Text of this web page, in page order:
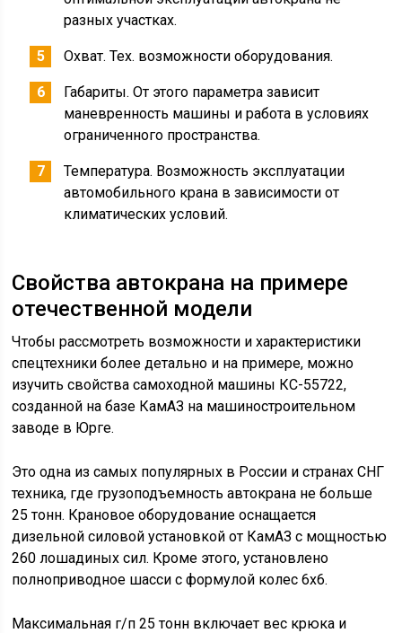
разных участках.
Охват. Тех. возможности оборудования.
Габариты. От этого параметра зависит
маневренность машины и работа в условиях
ограниченного пространства.
Температура. Возможность эксплуатации
автомобильного крана в зависимости от
климатических условий.
Свойства автокрана на примере
отечественной модели
Чтобы рассмотреть возможности и характеристики
спецтехники более детально и на примере, можно
изучить свойства самоходной машины КС-55722,
созданной на базе КамАЗ на машиностроительном
заводе в Юрге.
Это одна из самых популярных в России и странах СНГ
техника, где грузоподъемность автокрана не больше
25 тонн. Крановое оборудование оснащается
дизельной силовой установкой от КамАЗ с мощностью
260 лошадиных сил. Кроме этого, установлено
полноприводное шасси с формулой колес 6х6.
Максимальная г/п 25 тонн включает вес крюка и